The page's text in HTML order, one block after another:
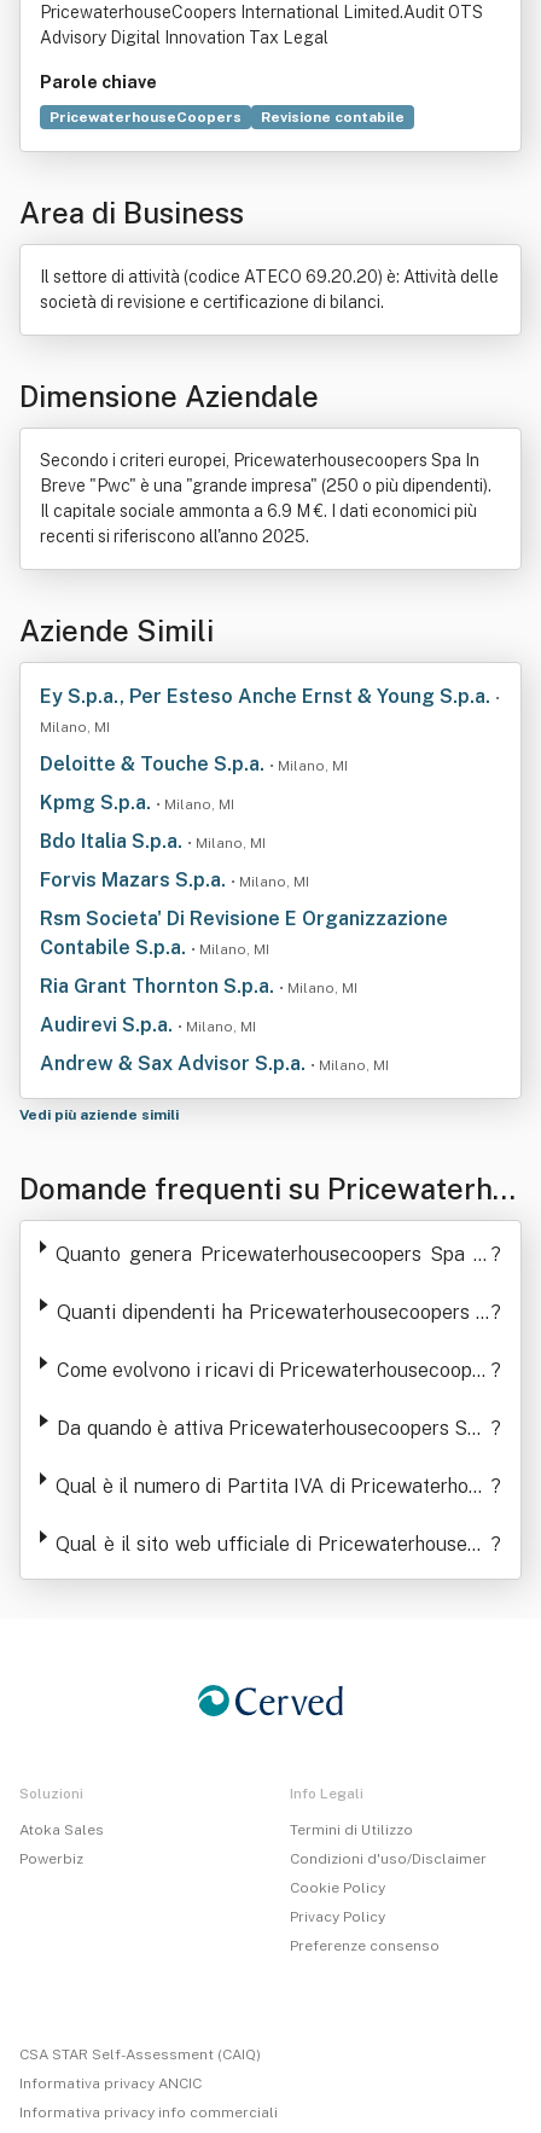
PricewaterhouseCoopers International Limited.Audit OTS
Advisory Digital Innovation Tax Legal
Parole chiave
PricewaterhouseCoopers
Revisione contabile
Revisore legale
Area di Business
Il settore di attività (codice ATECO 69.20.20) è: Attività delle
società di revisione e certificazione di bilanci.
Dimensione Aziendale
Secondo i criteri europei, Pricewaterhousecoopers Spa In
Breve "Pwc" è una "grande impresa" (250 o più dipendenti).
Il capitale sociale ammonta a 6.9 M €. I dati economici più
recenti si riferiscono all'anno 2025.
Aziende Simili
Ey S.p.a., Per Esteso Anche Ernst & Young S.p.a. •
Milano, MI
Deloitte & Touche S.p.a. • Milano, MI
Kpmg S.p.a. • Milano, MI
Bdo Italia S.p.a. • Milano, MI
Forvis Mazars S.p.a. • Milano, MI
Rsm Societa' Di Revisione E Organizzazione
Contabile S.p.a. • Milano, MI
Ria Grant Thornton S.p.a. • Milano, MI
Audirevi S.p.a. • Milano, MI
Andrew & Sax Advisor S.p.a. • Milano, MI
Vedi più aziende simili
Domande frequenti su Pricewaterho
usecoopers Spa In Breve "Pwc"
Quanto genera Pricewaterhousecoopers Spa In ?
Quanti dipendenti ha Pricewaterhousecoopers S?
Come evolvono i ricavi di Pricewaterhousecooper ?
Da quando è attiva Pricewaterhousecoopers Spa ?
Qual è il numero di Partita IVA di Pricewaterhous ?
Qual è il sito web ufficiale di Pricewaterhouseco
opers Spa In Breve "Pwc"
?
Soluzioni
Atoka Sales
Powerbiz
Info Legali
Termini di Utilizzo
Condizioni d'uso/Disclaimer
Cookie Policy
Privacy Policy
Preferenze consenso
CSA STAR Self-Assessment (CAIQ)
Informativa privacy ANCIC
Informativa privacy info commerciali